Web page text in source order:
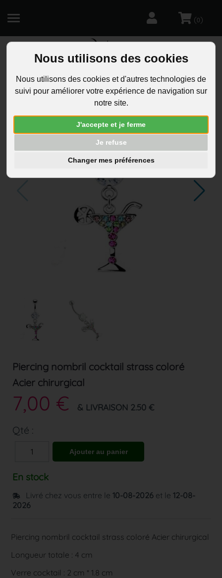
Nous utilisons des cookies
Nous utilisons des cookies et d'autres technologies de
suivi pour améliorer votre expérience de navigation sur
notre site.
J'accepte et je ferme
Je refuse
Changer mes préférences
(0)
Piercing nombril cocktail strass coloré
Acier chirurgical
7,00 € & LIVRAISON 2.50 €
Qté :
En stock
Livré chez vous entre le10-08-2026 et le12-08-
2026
Piercing nombril cocktail strass coloré Acier chirurgical
Longueur totale : 4 cm
Verre cocktail : 2 cm * 1.8 cm